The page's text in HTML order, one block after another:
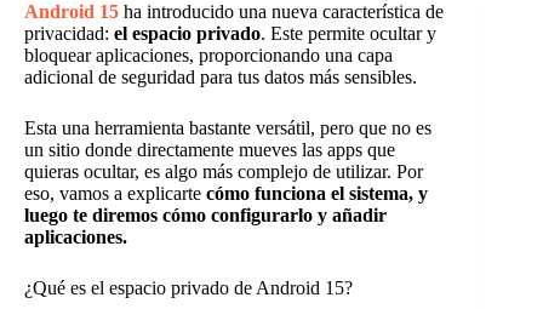
Android 15 ha introducido una nueva característica de
privacidad: el espacio privado. Este permite ocultar y
bloquear aplicaciones, proporcionando una capa
adicional de seguridad para tus datos más sensibles.
Esta una herramienta bastante versátil, pero que no es
un sitio donde directamente mueves las apps que
quieras ocultar, es algo más complejo de utilizar. Por
eso, vamos a explicarte cómo funciona el sistema, y
luego te diremos cómo configurarlo y añadir
aplicaciones.
¿Qué es el espacio privado de Android 15?